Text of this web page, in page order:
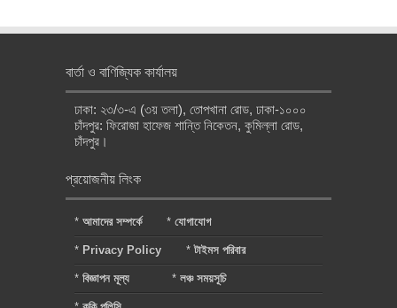
বার্তা ও বাণিজ্যিক কার্যালয়
ঢাকা: ২৩/৩-এ (৩য় তলা), তোপখানা রোড, ঢাকা-১০০০
চাঁদপুর: ফিরোজা হাফেজ শান্তি নিকেতন, কুমিল্লা রোড,
চাঁদপুর।
প্রয়োজনীয় লিংক
* আমাদের সম্পর্কে * যোগাযোগ
* Privacy Policy *টাইমস পরিবার
* বিজ্ঞাপন মূল্য * লঞ্চ সময়সূচি